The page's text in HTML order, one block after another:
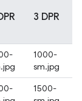
3 DPR
1000-
sm.jpg
1500-